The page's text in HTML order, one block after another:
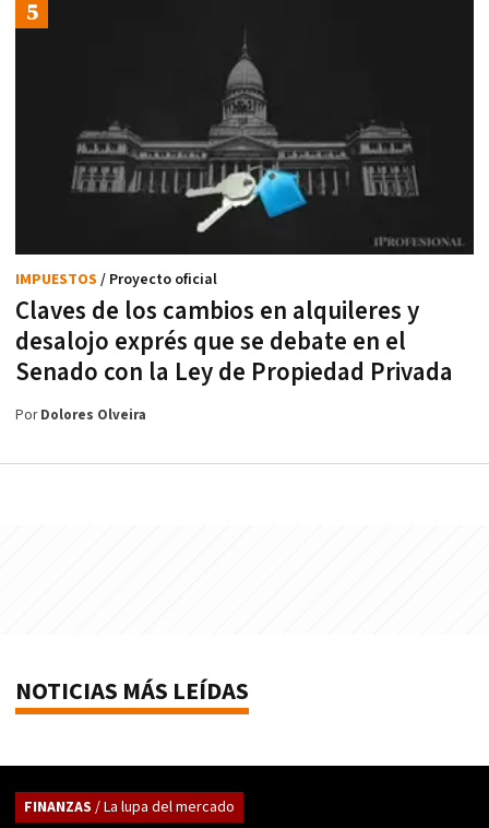
Claves de los cambios en alquileres y
desalojo exprés que se debate en el
Senado con la Ley de Propiedad Privada
IMPUESTOS / Proyecto oficial
PorDolores Olveira
NOTICIAS MÁS LEÍDAS
FINANZAS / La lupa del mercado